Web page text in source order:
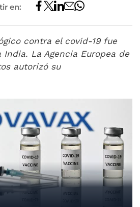
en:
contra el covid-19 fue
India. La Agencia Europea de
autorizó su